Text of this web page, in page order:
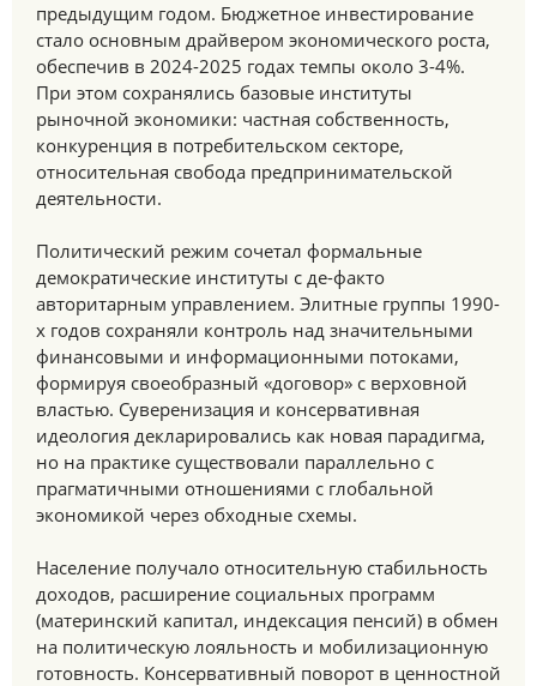
предыдущим годом. Бюджетное инвестирование
стало основным драйвером экономического роста,
обеспечив в 2024-2025 годах темпы около 3-4%.
При этом сохранялись базовые институты
рыночной экономики: частная собственность,
конкуренция в потребительском секторе,
относительная свобода предпринимательской
деятельности.
Политический режим сочетал формальные
демократические институты с де-факто
авторитарным управлением. Элитные группы 1990-
х годов сохраняли контроль над значительными
финансовыми и информационными потоками,
формируя своеобразный «договор» с верховной
властью. Суверенизация и консервативная
идеология декларировались как новая парадигма,
но на практике существовали параллельно с
прагматичными отношениями с глобальной
экономикой через обходные схемы.
Население получало относительную стабильность
доходов, расширение социальных программ
(материнский капитал, индексация пенсий) в обмен
на политическую лояльность и мобилизационную
готовность. Консервативный поворот в ценностной